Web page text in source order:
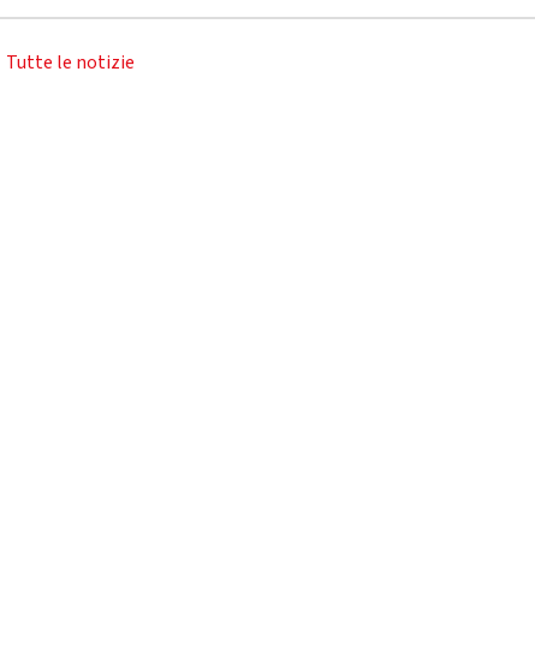
Tutte le notizie